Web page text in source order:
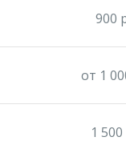
900
от 1
1 500